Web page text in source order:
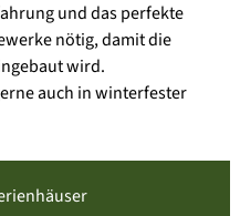
und das perfekte
nötig, damit die
wird.
auch in winterfester